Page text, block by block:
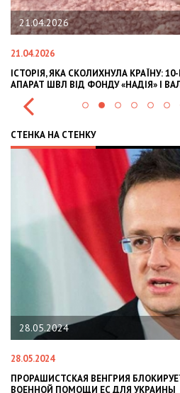
21.04.2026
21.04.2026
ІСТОРІЯ, ЯКА СКОЛИХНУЛА КРАЇНУ:
АПАРАТ ШВЛ ВІД ФОНДУ «НАДІЯ» І
СТЕНКА НА СТЕНКУ
28.05.2024
28.05.2024
ПРОРАШИСТСКАЯ ВЕНГРИЯ
ВОЕННОЙ ПОМОЩИ ЕС ДЛЯ УКРАИНЫ